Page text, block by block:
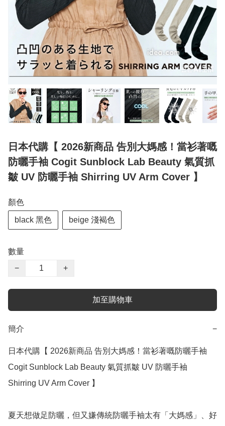
日本代購【 2026新商品 告別大媽感！當衫著嘅
防曬手袖 Cogit Sunblock Lab Beauty 氣質抓
皺 UV 防曬手袖 Shirring UV Arm Cover 】
顏色
black 黑色 beige 淺褐色
數量
−
+
加至購物車
簡介 −
日本代購【 2026新商品 告別大媽感！當衫著嘅防曬手袖
Cogit Sunblock Lab Beauty 氣質抓皺 UV 防曬手袖
Shirring UV Arm Cover 】
夏天想做足防曬，但又嫌傳統防曬手袖太有「大媽感」、好